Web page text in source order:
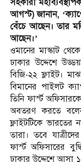
সহকারী
আগস্ট) জানান,
বেঁচে আছেন। তার
আছেন।’
ওমানের মাস্কাট
ঢাকার উদ্দেশে
বিজি-২২ ফ্লাইট।
বিমানের পাইলট
তিনি ফার্স্ট
অবতরণ করতে
ফ্লাইটটিকে
তারা। তবে
ফার্স্ট অফিসারের
ঢাকার উদ্দেশে আসা